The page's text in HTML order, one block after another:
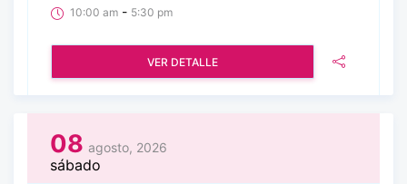
10:00 am - 5:30 pm
VER DETALLE
08 agosto, 2026
sábado